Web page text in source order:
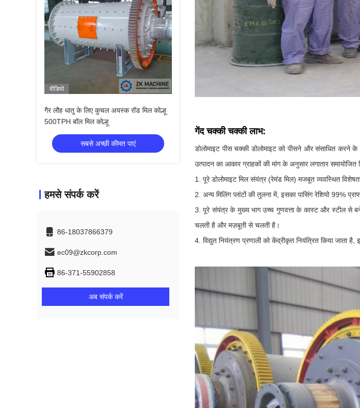
वीडियो
गैर लौह धातु के लिए कुचल अयस्क रॉड मिल कोल्हू
500TPH बॉल मिल कोल्हू
सबसे अच्छी कीमत पाएं
हमसे संपर्क करें
86-18037866379
ec09@zkcorp.com
86-371-55902858
अब संपर्क करें
गेंद चक्की चक्की लाभ:
डोलोमाइट पीस चक्की डोलोमाइट को पीसने और संसाधित करने
उत्पादन का आकार ग्राहकों की मांग के अनुसार लगातार
1. पूरे डोलोमाइट मिल संयंत्र (रेमंड मिल) मजबूत व्यवस्थित
2. अन्य मिलिंग प्लांटों की तुलना में, इसका पासिंग रेशियो 99%
3. पूरे संयंत्र के मुख्य भाग उच्च गुणवत्ता के कास्ट और स्टील से बने
चलती है और मज़बूती से चलती है।
4. विद्युत नियंत्रण प्रणाली को केंद्रीकृत नियंत्रित किया जाता